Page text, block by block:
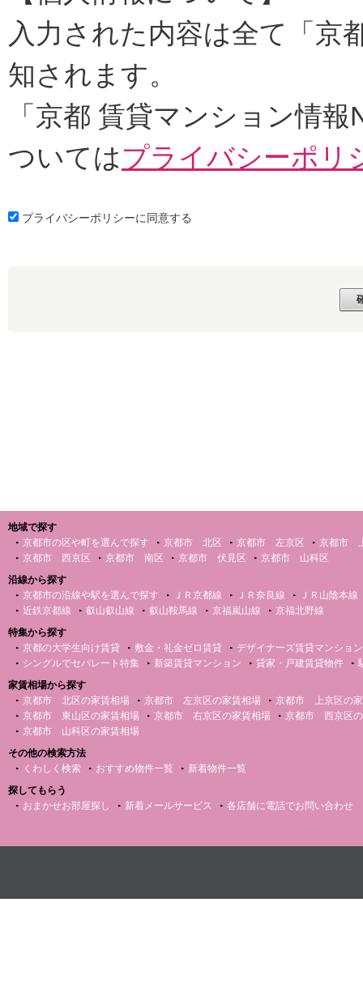
入力された内容は全て「京
知されます。
「京都 賃貸マンション情
ついてはプライバシーポリ
プライバシーポリシーに同意する
地域で探す
京都市の区や町を選んで探す
京都市 北区 京都市 左京区
京都市
京都市 西京区
京都市 南区 京都市 伏見区
京都市 山科区
沿線から探す
京都市の沿線や駅を選んで探す
ＪＲ京都線 ＪＲ奈良線
ＪＲ山陰本線
近鉄京都線
叡山叡山線 叡山鞍馬線 京福嵐山線
京福北野線
特集から探す
京都の大学生向け賃貸
敷金・礼金ゼロ賃貸
デザイナーズ賃貸マンション
シングルでセパレート特集
新築賃貸マンション 貸家・戸建賃貸物件
家賃相場から探す
京都市 北区の家賃相場
京都市 左京区の家賃相場
京都市 上京区の
京都市 東山区の家賃相場
京都市 右京区の家賃相場
京都市 西京区
京都市 山科区の家賃相場
その他の検索方法
くわしく検索
おすすめ物件一覧
新着物件一覧
探してもらう
おまかせお部屋探し
新着メールサービス 各店舗に電話でお問い合わせ